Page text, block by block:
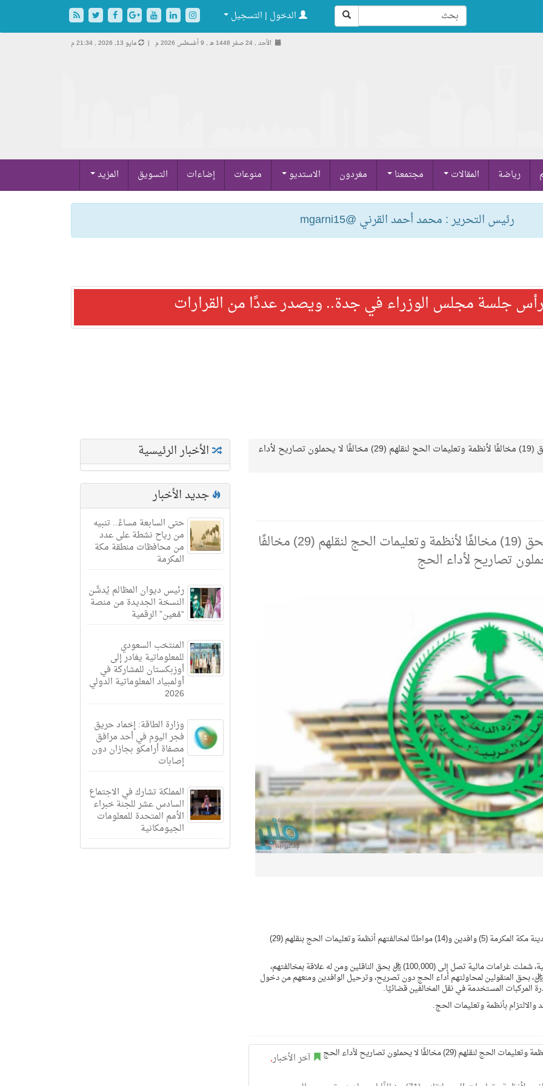
الدخول | التسجيل
الأحد , 24 صفر 1448 هـ , 9 أغسطس 2026 م | مايو 13, 2026 , 21:34 م
رياضة المقالات مجتمعنا مغردون الاستديو منوعات إضاءات التسويق المزيد
رئيس التحرير : محمد أحمد القرني @mgarni15
جلسة مجلس الوزراء في جدة.. ويصدر عددًا من القرارات
الأخبار الرئيسية
جديد الأخبار
حتى السابعة مساءً.. تنبيه
من رياح نشطة على عدد
من محافظات منطقة مكة
المكرمة
رئيس ديوان المظالم يُدشّن
النسخة الجديدة من منصة
“مُعين” الرقمية
المنتخب السعودي
للمعلوماتية يغادر إلى
أوزبكستان للمشاركة في
أولمبياد المعلوماتية الدولي
2026
وزارة الطاقة: إخماد حريق
فجر اليوم في أحد مرافق
مصفاة أرامكو بجازان دون
إصابات
المملكة تشارك في الاجتماع
السادس عشر للجنة خبراء
الأمم المتحدة للمعلومات
الجيومكانية
وزارة الداخلية تصدر قرارات إدارية بحق (19) مخالفًا لأنظمة وتعليمات الحج لنقلهم (29) مخالفًا لا يحملون تصاريح لأداء
وزارة الداخلية تصدر قرارات إدارية بحق (19) مخالفًا لأنظمة وتعليمات الحج لنقلهم (29) مخالفًا
تصاريح لأداء الحج
أعلنت وزارة الداخلية عن ضبط قوات أمن الحج بمداخل مدينة مكة المكرمة (5) وافدين و(14) مواطنًا لمخالفتهم أنظمة وتعليمات الحج بنقلهم (29)
وأصدرت الوزارة قرارات إدارية عبر اللجان الإدارية الموسمية، شملت غرامات مالية تصل إلى (100,000) ريال بحق الناقلين ومن له علاقة بمخالفتهم،
والتشهير بهم، وغرامات مالية تصل إلى (20,000) ريال، بحق المنقولين لمحاولتهم أداء الحج دون تصريح، وترحيل الوافدين ومنعهم من دخول
بأنظمة وتعليمات الحج.
آخر الأخبار,